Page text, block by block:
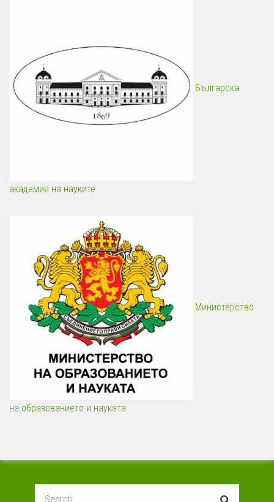
Българска
академия на науките
Министерство
на образованието и науката